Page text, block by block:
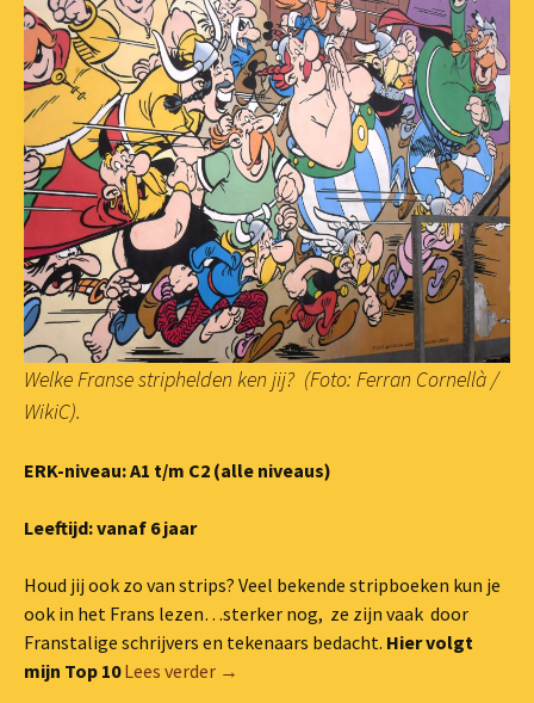
Welke Franse striphelden ken jij? (Foto: Ferran Cornellà /
WikiC).
ERK-niveau: A1 t/m C2 (alle niveaus)
Leeftijd: vanaf 6 jaar
Houd jij ook zo van strips? Veel bekende stripboeken kun je
ook in het Frans lezen…sterker nog, ze zijn vaak door
Franstalige schrijvers en tekenaars bedacht. Hier volgt
mijn Top 10 Lees verder #Top 10 Franse strips
→